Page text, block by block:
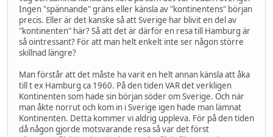
Ingen "spännande" gräns eller känsla av "kontinentens" början
precis. Eller är det kanske så att Sverige har blivit en del av
"kontinenten" här? Så att det är därför en resa till Hamburg är
så ointressant? För att man helt enkelt inte ser någon större
skillnad längre?
Man förstår att det måste ha varit en helt annan känsla att åka
till t ex Hamburg ca 1960. På den tiden VAR det verkligen
Kontinenten som hade sin början söder om Sverige. Och när
man åkte norrut och kom in i Sverige igen hade man lämnat
Kontinenten. Detta kommer vi aldrig uppleva. För på den tiden
då någon gjorde motsvarande resa så var det först